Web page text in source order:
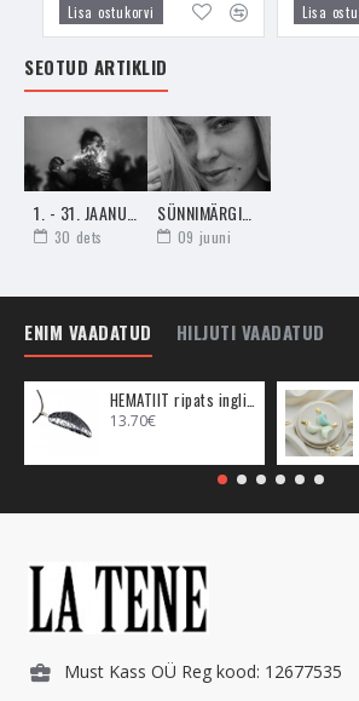
Lisa ostukorvi Lisa
SEOTUD ARTIKLID
30 dets 09 juuni
ENIM VAADATUD HILJUTI VAADATUD
13.70€
Must Kass OÜ Reg kood: 12677535